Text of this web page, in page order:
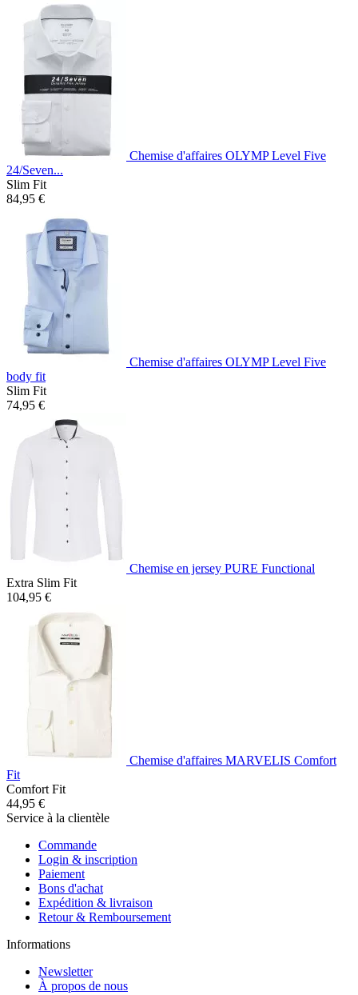
Chemise d'affaires OLYMP Level Five
24/Seven...
Slim Fit
84,95 €
Chemise d'affaires OLYMP Level Five
body fit
Slim Fit
74,95 €
Chemise en jersey PURE Functional
Extra Slim Fit
104,95 €
Chemise d'affaires MARVELIS Comfort
Fit
Comfort Fit
44,95 €
Service à la clientèle
Commande
Login & inscription
Paiement
Bons d'achat
Expédition & livraison
Retour & Remboursement
Informations
Newsletter
À propos de nous